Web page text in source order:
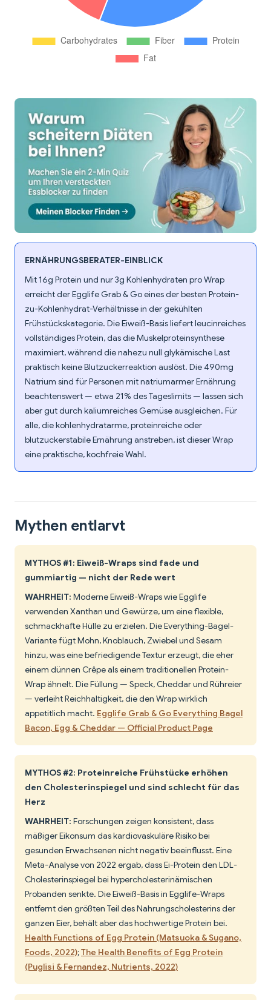
ERNÄHRUNGSBERATER-EINBLICK
Mit 16g Protein und nur 3g Kohlenhydraten pro Wrap
erreicht der Egglife Grab & Go eines der besten Protein-
zu-Kohlenhydrat-Verhältnisse in der gekühlten
Frühstückskategorie. Die Eiweiß-Basis liefert leucinreiches
vollständiges Protein, das die Muskelproteinsynthese
maximiert, während die nahezu null glykämische Last
praktisch keine Blutzuckerreaktion auslöst. Die 490mg
Natrium sind für Personen mit natriumarmer Ernährung
beachtenswert — etwa 21% des Tageslimits — lassen sich
aber gut durch kaliumreiches Gemüse ausgleichen. Für
alle, die kohlenhydratarme, proteinreiche oder
blutzuckerstabile Ernährung anstreben, ist dieser Wrap
eine praktische, kochfreie Wahl.
Mythen entlarvt
MYTHOS #1: Eiweiß-Wraps sind fade und
gummiartig — nicht der Rede wert
WAHRHEIT: Moderne Eiweiß-Wraps wie Egglife
verwenden Xanthan und Gewürze, um eine flexible,
schmackhafte Hülle zu erzielen. Die Everything-Bagel-
Variante fügt Mohn, Knoblauch, Zwiebel und Sesam
hinzu, was eine befriedigende Textur erzeugt, die eher
einem dünnen Crêpe als einem traditionellen Protein-
Wrap ähnelt. Die Füllung — Speck, Cheddar und Rühreier
— verleiht Reichhaltigkeit, die den Wrap wirklich
appetitlich macht. Egglife Grab & Go Everything Bagel
Bacon, Egg & Cheddar — Official Product Page
MYTHOS #2: Proteinreiche Frühstücke erhöhen
den Cholesterinspiegel und sind schlecht für das
Herz
WAHRHEIT: Forschungen zeigen konsistent, dass
mäßiger Eikonsum das kardiovaskuläre Risiko bei
gesunden Erwachsenen nicht negativ beeinflusst. Eine
Meta-Analyse von 2022 ergab, dass Ei-Protein den LDL-
Cholesterinspiegel bei hypercholesterinämischen
Probanden senkte. Die Eiweiß-Basis in Egglife-Wraps
entfernt den größten Teil des Nahrungscholesterins der
ganzen Eier, behält aber das hochwertige Protein bei.
Health Functions of Egg Protein (Matsuoka & Sugano,
Foods, 2022);The Health Benefits of Egg Protein
(Puglisi & Fernandez, Nutrients, 2022)